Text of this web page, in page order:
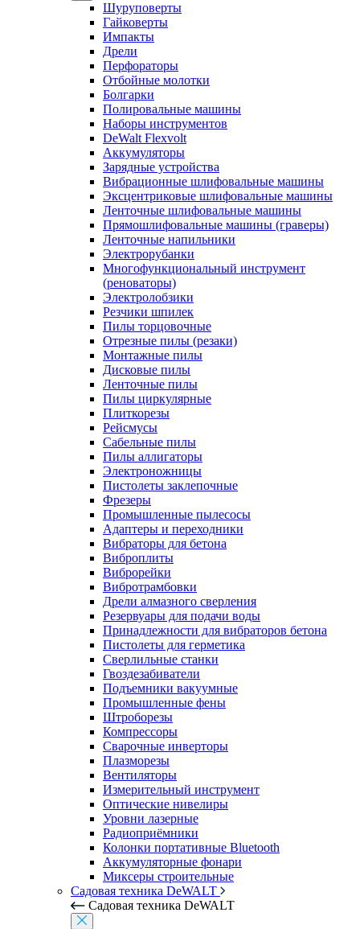
Шуруповерты
Гайковерты
Импакты
Дрели
Перфораторы
Отбойные молотки
Болгарки
Полировальные машины
Наборы инструментов
DeWalt Flexvolt
Аккумуляторы
Зарядные устройства
Вибрационные шлифовальные машины
Эксцентриковые шлифовальные машины
Ленточные шлифовальные машины
Прямошлифовальные машины (граверы)
Ленточные напильники
Электрорубанки
Многофункциональный инструмент
(реноваторы)
Электролобзики
Резчики шпилек
Пилы торцовочные
Отрезные пилы (резаки)
Монтажные пилы
Дисковые пилы
Ленточные пилы
Пилы циркулярные
Плиткорезы
Рейсмусы
Сабельные пилы
Пилы аллигаторы
Электроножницы
Пистолеты заклепочные
Фрезеры
Промышленные пылесосы
Адаптеры и переходники
Вибраторы для бетона
Виброплиты
Виброрейки
Вибротрамбовки
Дрели алмазного сверления
Резервуары для подачи воды
Принадлежности для вибраторов бетона
Пистолеты для герметика
Сверлильные станки
Гвоздезабиватели
Подъемники вакуумные
Промышленные фены
Штроборезы
Компрессоры
Сварочные инверторы
Плазморезы
Вентиляторы
Измерительный инструмент
Оптические нивелиры
Уровни лазерные
Радиоприёмники
Колонки портативные Bluetooth
Аккумуляторные фонари
Миксеры строительные
Садовая техника DeWALT
Садовая техника DeWALT